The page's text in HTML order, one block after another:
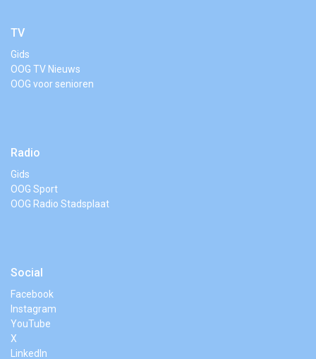
TV
Gids
OOG TV Nieuws
OOG voor senioren
Radio
Gids
OOG Sport
OOG Radio Stadsplaat
Social
Facebook
Instagram
YouTube
X
LinkedIn